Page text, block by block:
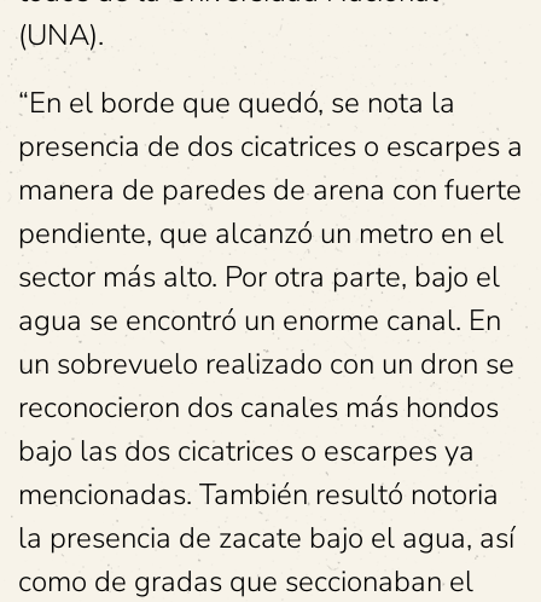
(UNA).
“En el borde que quedó, se nota la
presencia de dos cicatrices o escarpes a
manera de paredes de arena con fuerte
pendiente, que alcanzó un metro en el
sector más alto. Por otra parte, bajo el
agua se encontró un enorme canal. En
un sobrevuelo realizado con un dron se
reconocieron dos canales más hondos
bajo las dos cicatrices o escarpes ya
mencionadas. También resultó notoria
la presencia de zacate bajo el agua, así
como de gradas que seccionaban el